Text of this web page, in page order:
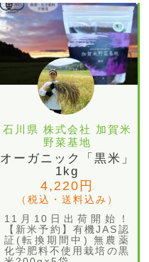
石川県 株式会社 加賀米
野菜基地
オーガニック「黒米」
1kg
4,220円
（税込・送料込み）
11月10日出荷開始！
【新米予約】有機JAS認
証(転換期間中) 無農薬
化学肥料不使用栽培の黒